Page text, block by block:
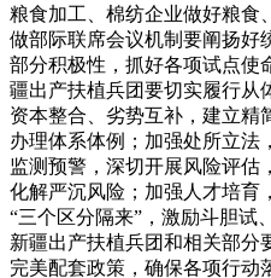
粮食加工、棉纺企业做好粮食
做部际联席会议机制要阐扬好
部分积极性，抓好各项试点使
疆出产扶植兵团要切实履行从
资本整合、劣势互补，建立精
办理体系体例；加强处所立法
监测预警，深切开展风险评估
化解严沉风险；加强人才培育
“三个区分隔来”，激励斗胆试
新疆出产扶植兵团和相关部分
完美配套政策，确保各项行动